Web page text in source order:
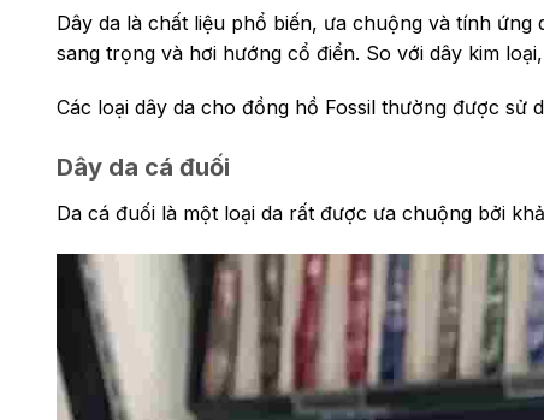
Dây da là chất liệu phổ biến, ưa chuộng và tính
sang trọng và hơi hướng cổ điển. So với dây kim
Các loại dây da cho đồng hồ Fossil thường được sử
Dây da cá đuối
Da cá đuối là một loại da rất được ưa chuộng bởi